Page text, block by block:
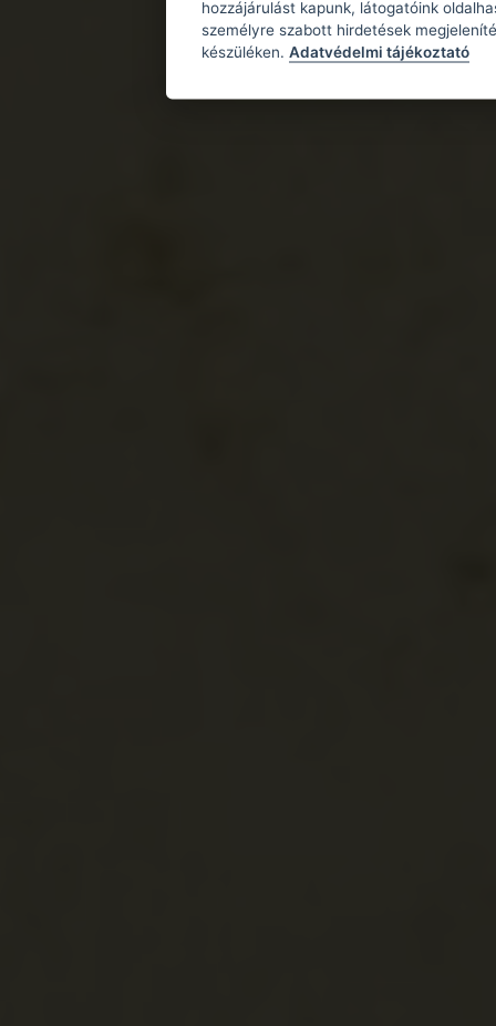
hozzájárulást kapunk, látogatóink
személyre szabott hirdetések
készüléken. Adatvédelmi tájékoztató